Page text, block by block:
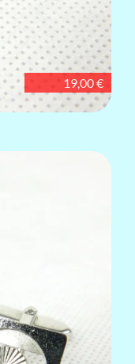
19,00 €